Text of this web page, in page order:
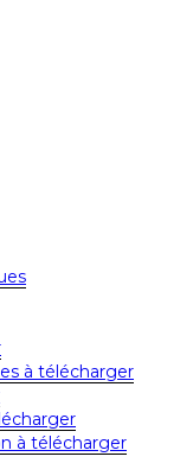
à télécharger
à télécharger